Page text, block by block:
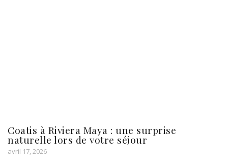
Coatis à Riviera Maya : une surprise
naturelle lors de votre séjour
avril 17, 2026